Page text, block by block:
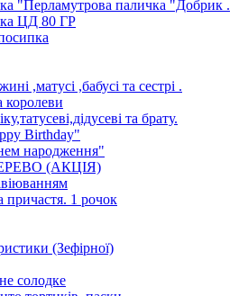
"Перламутрова паличка "Добрик .
ЦД 80 ГР
,матусі ,бабусі та сестрі .
королеви
та брату.
Birthday"
народження"
(АКЦІЯ)
причастя. 1 рочок
(Зефірної)
солодке